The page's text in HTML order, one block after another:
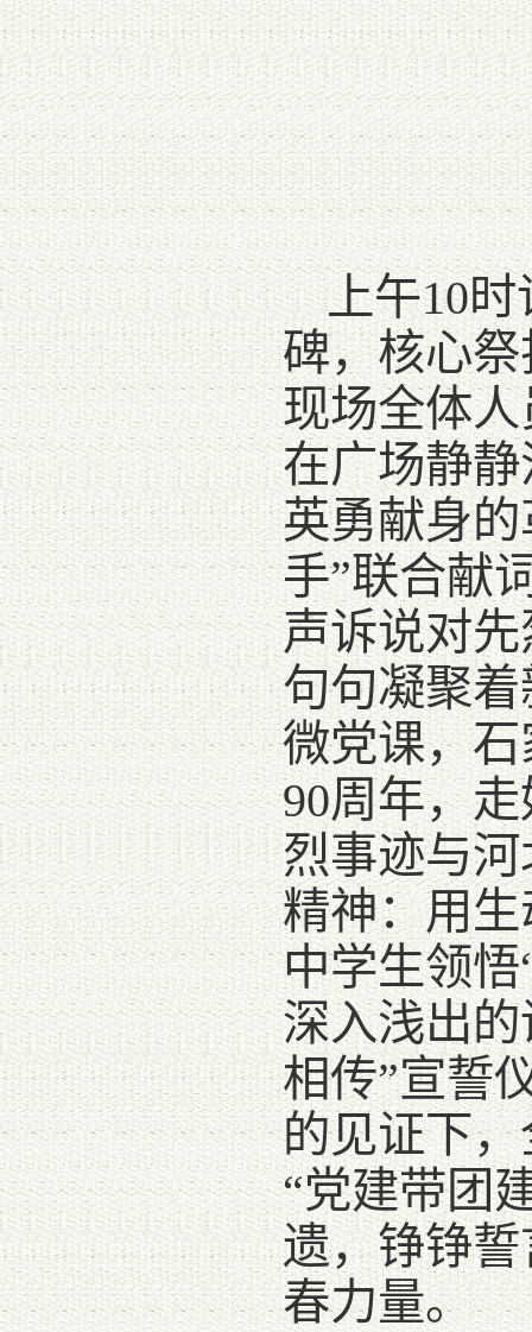
上午10
碑，核心
现场全体
在广场静
英勇献身
手”联合献
声诉说对
句句凝聚
微党课，
90周年，
烈事迹与
精神：用
中学生领悟
深入浅出
相传”宣誓
的见证下
“党建带团
遗，铮铮
春力量。